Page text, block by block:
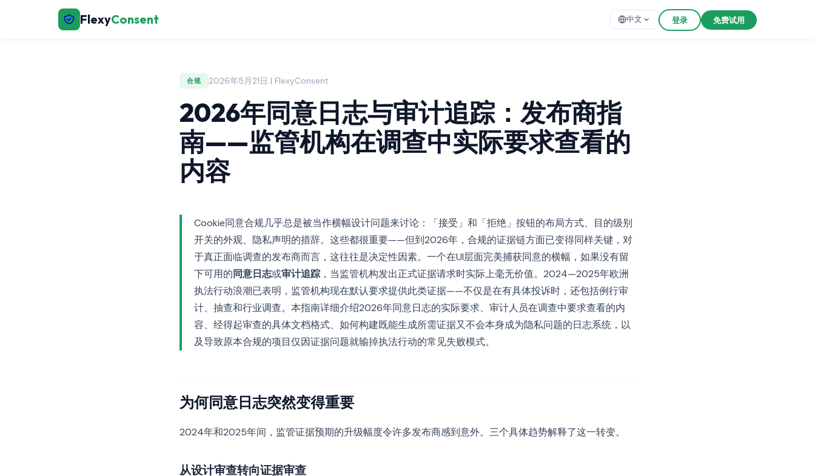
FlexyConsent 中文 登录 免费试用
合规 2026年5月21日 | FlexyConsent
2026年同意日志与审计追踪：发布商指
南——监管机构在调查中实际要求查看的
内容
Cookie同意合规几乎总是被当作横幅设计问题来讨论：「接受」和「拒绝」按钮的布局方式、目的级别
开关的外观、隐私声明的措辞。这些都很重要——但到2026年，合规的证据链方面已变得同样关键，对
于真正面临调查的发布商而言，这往往是决定性因素。一个在UI层面完美捕获同意的横幅，如果没有留
下可用的同意日志或审计追踪 ，当监管机构发出正式证据请求时实际上毫无价值。2024—2025年欧洲
执法行动浪潮已表明，监管机构现在默认要求提供此类证据——不仅是在有具体投诉时，还包括例行审
计、抽查和行业调查。本指南详细介绍2026年同意日志的实际要求、审计人员在调查中要求查看的内
容、经得起审查的具体文档格式、如何构建既能生成所需证据又不会本身成为隐私问题的日志系统，以
及导致原本合规的项目仅因证据问题就输掉执法行动的常见失败模式。
为何同意日志突然变得重要
2024年和2025年间，监管证据预期的升级幅度令许多发布商感到意外。三个具体趋势解释了这一转变。
从设计审查转向证据审查